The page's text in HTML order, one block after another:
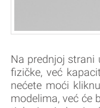
Na prednjoj strani
fizičke, već
nećete moći
modelima, već će